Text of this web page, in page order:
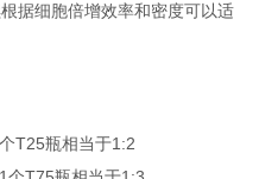
据细胞倍增效率和密度可以适
T25瓶相当于1:2